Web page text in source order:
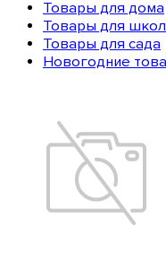
Товары для дома
Товары для
Товары для сада
Новогодние